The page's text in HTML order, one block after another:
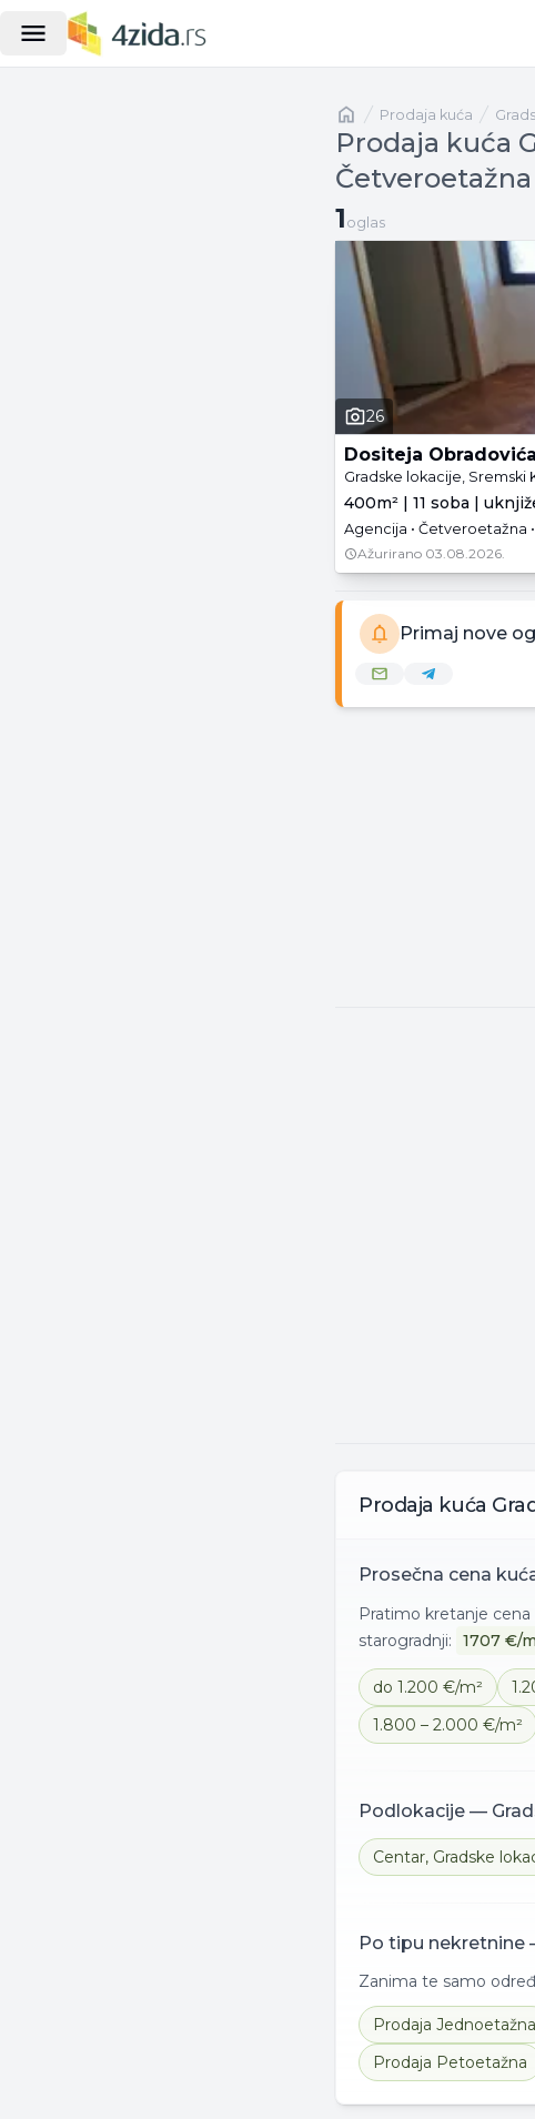
Naslovnaprodaja kuća
Prodaja kuća
Četveroetažna
1 oglas
1 oglas
26
Dositeja
Gradske lokacije, Sremski
400m² | 11 soba |
Agencija • Četveroetažna
Ažurirano 03.08.2026.
Primaj nove
Prodaja kuća
Prosečna cena
Pratimo kretanje
starogradnji:
1707 €/
do 1.200 €/m²
1.800 – 2.000 €/m²
Podlokacije —
Centar, Gradske
Po tipu nekretnine
Zanima te samo
Prodaja Jednoetažna
Prodaja Petoetažna